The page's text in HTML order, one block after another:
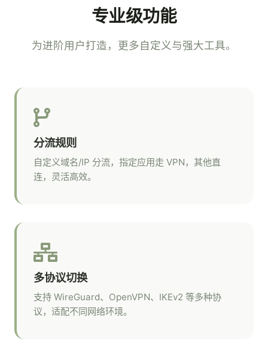
专业级功能
为进阶用户打造，更多自定义与强大工具。
分流规则
自定义域名/IP 分流，指定应用走 VPN，其他直
连，灵活高效。
多协议切换
支持 WireGuard、OpenVPN、IKEv2 等多种协
议，适配不同网络环境。